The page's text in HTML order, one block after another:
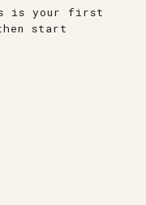
is your first
start